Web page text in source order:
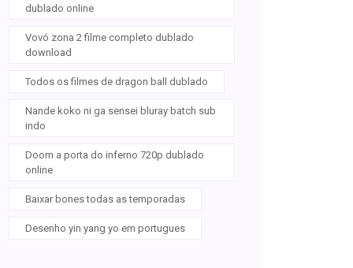
dublado online
Vovó zona 2 filme completo dublado
download
Todos os filmes de dragon ball dublado
Nande koko ni ga sensei bluray batch sub
indo
Doom a porta do inferno 720p dublado
online
Baixar bones todas as temporadas
Desenho yin yang yo em portugues